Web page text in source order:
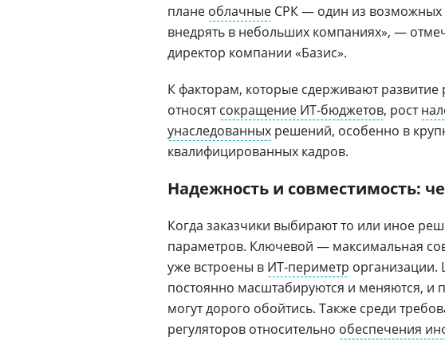
плане облачные СРК — один из возможных
внедрять в небольших компаниях», —
директор компании «Базис».
К факторам, которые сдерживают развитие
относятсокращение ИТ-бюджетов, рост
унаследованных решений, особенно в
квалифицированных кадров.
Надежность и совместимость:
Когда заказчики выбирают то или иное
параметров. Ключевой — максимальная
уже встроены в ИТ-периметр организации.
постоянно масштабируются и меняются, и
могут дорого обойтись. Также среди
регуляторов относительно обеспечения